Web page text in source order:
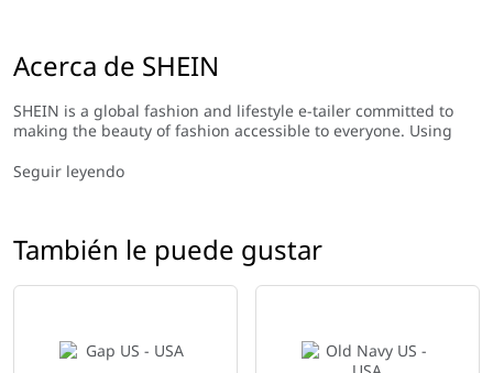
Acerca de SHEIN
SHEIN is a global fashion and lifestyle e-tailer committed to
making the beauty of fashion accessible to everyone. Using
sourcing, we are able to stay well-informed of what is in
Seguir leyendo
También le puede gustar